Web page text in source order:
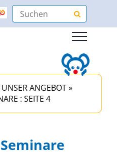
UNSER ANGEBOT»
: SEITE 4